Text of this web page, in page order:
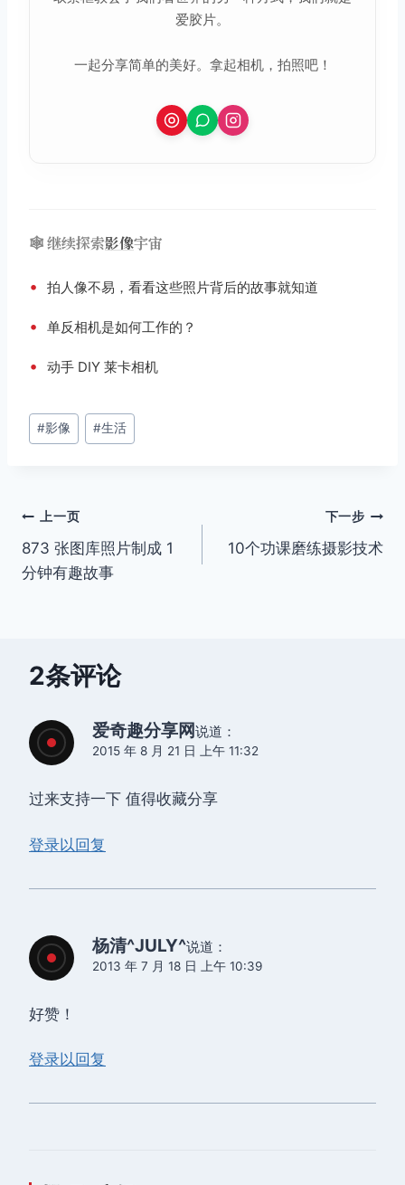
爱胶片。
一起分享简单的美好。拿起相机，拍照吧！
🕸️ 继续探索影像宇宙
• 拍人像不易，看看这些照片背后的故事就知道
• 单反相机是如何工作的？
• 动手 DIY 莱卡相机
文
章
#影像 #生活
文
章
上一页
873 张图库照片制成 1
分钟有趣故事
下一步
10个功课磨练摄影技术
2条评论
爱奇趣分享网说道：
2015 年 8 月 21 日 上午 11:32
过来支持一下 值得收藏分享
登录以回复
杨清^JULY^说道：
2013 年 7 月 18 日 上午 10:39
好赞！
登录以回复
取消